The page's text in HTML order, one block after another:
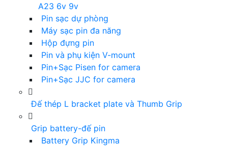
A23 6v 9v
Pin sạc dự phòng
Máy sạc pin đa năng
Hộp đựng pin
Pin và phụ kiện V-mount
Pin+Sạc Pisen for camera
Pin+Sạc JJC for camera
Đế thép L bracket plate và Thumb Grip
Grip battery-đế pin
Battery Grip Kingma